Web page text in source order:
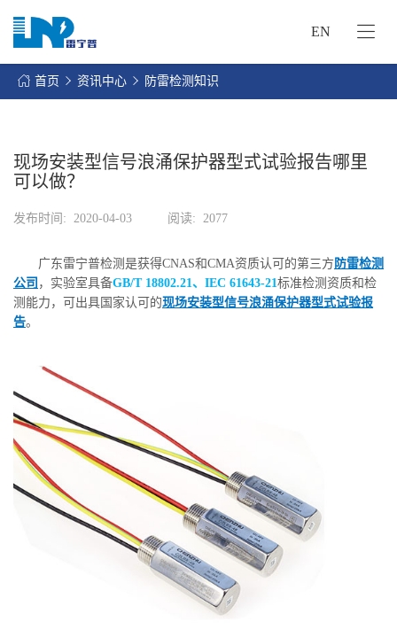
EN
首页 资讯中心 防雷检测知识
现场安装型信号浪涌保护器型式试验报告哪里
可以做？
发布时间: 2020-04-03 阅读: 2077
广东雷宁普检测是获得CNAS和CMA资质认可的第三方 防雷检测
公司 ，实验室具备GB/T 18802.21、IEC 61643-21标准检测资质和检
测能力，可出具国家认可的现场安装型信号浪涌保护器型式试验报
告。
网
服
务
讯
心
联